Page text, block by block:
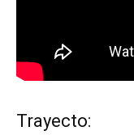
Trayecto: